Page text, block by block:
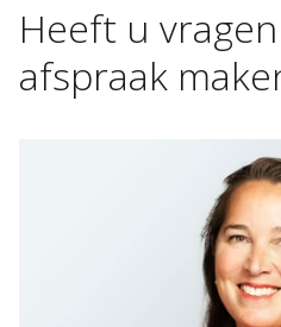
Heeft u vragen
afspraak